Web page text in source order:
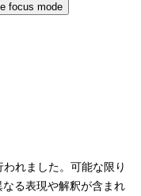
focus mode
れました。可能な限り
る表現や解釈が含まれ